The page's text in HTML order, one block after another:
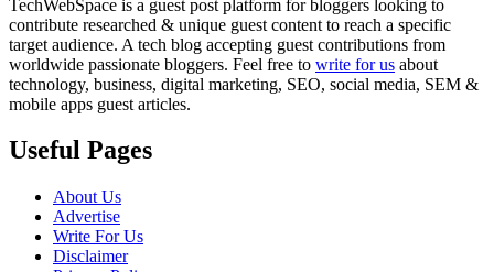
TechWebSpace is a guest post platform for bloggers looking to
contribute researched & unique guest content to reach a specific
target audience. A tech blog accepting guest contributions from
worldwide passionate bloggers. Feel free to write for us about
technology, business, digital marketing, SEO, social media, SEM &
mobile apps guest articles.
Useful Pages
About Us
Advertise
Write For Us
Disclaimer